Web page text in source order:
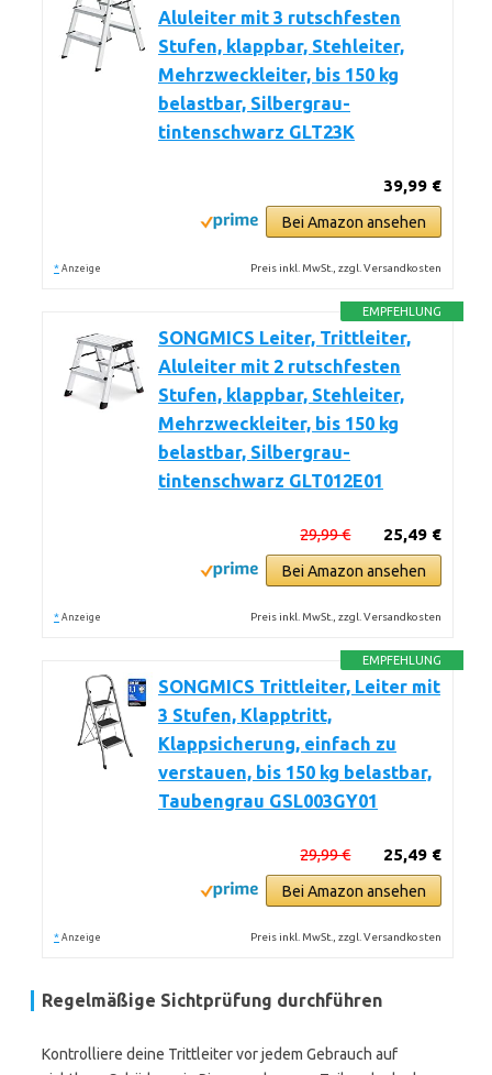
Aluleiter mit 3 rutschfesten
Stufen, klappbar, Stehleiter,
Mehrzweckleiter, bis 150 kg
belastbar, Silbergrau-
tintenschwarz GLT23K
39,99 €
Bei Amazon ansehen
* Anzeige Preis inkl. MwSt., zzgl. Versandkosten
EMPFEHLUNG
SONGMICS Leiter, Trittleiter,
Aluleiter mit 2 rutschfesten
Stufen, klappbar, Stehleiter,
Mehrzweckleiter, bis 150 kg
belastbar, Silbergrau-
tintenschwarz GLT012E01
25,49 €
29,99 €
Bei Amazon ansehen
* Anzeige Preis inkl. MwSt., zzgl. Versandkosten
EMPFEHLUNG
SONGMICS Trittleiter, Leiter mit
3 Stufen, Klapptritt,
Klappsicherung, einfach zu
verstauen, bis 150 kg belastbar,
Taubengrau GSL003GY01
25,49 €
29,99 €
Bei Amazon ansehen
* Anzeige Preis inkl. MwSt., zzgl. Versandkosten
Regelmäßige Sichtprüfung durchführen
Kontrolliere deine Trittleiter vor jedem Gebrauch auf